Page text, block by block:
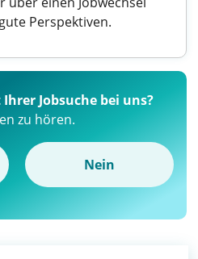
Perspektiven.
Jobsuche bei uns?
zu hören.
Nein